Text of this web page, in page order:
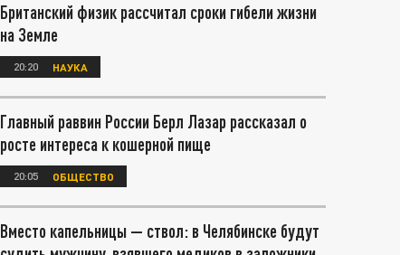
Британский физик рассчитал сроки гибели жизни
на Земле
20:20 НАУКА
Главный раввин России Берл Лазар рассказал о
росте интереса к кошерной пище
20:05 ОБЩЕСТВО
Вместо капельницы — ствол: в Челябинске будут